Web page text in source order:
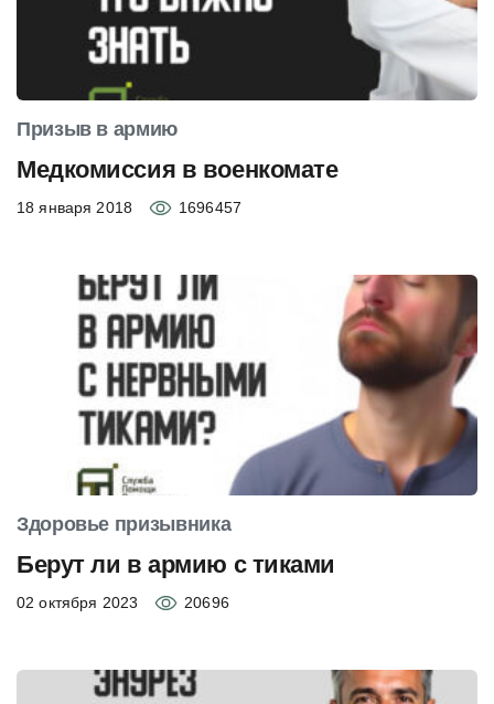
Призыв в армию
Медкомиссия в военкомате
18 января 2018 1696457
Здоровье призывника
Берут ли в армию с тиками
02 октября 2023 20696